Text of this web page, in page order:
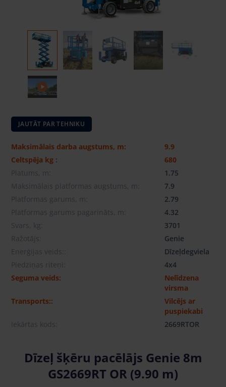
JAUTĀT PAR TEHNIKU
Maksimālais darba augstums, m:
9.9
Celtspēja kg :
680
Platums, m:
1.75
Maksimālais platformas augstums, m:
7.9
Platformas garums, m:
2.79
Platformas garums pagarināts, m:
4.32
Svars, kg:
3701
Ražotājs:
Genie
Enerģijas veids::
Dīzeļdegviela
Piedziņas riteņi:
4x4
Seguma veids:
Nelīdzena
virsma
Transports::
Vilcējs ar
puspiekabi
Iekārtas kods:
2669RTOR
Dīzeļ šķēru pacēlājs Genie 8m
GS2669RT OR (9.90 m)